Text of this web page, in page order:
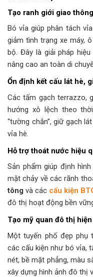
Tạo ranh giới giao
Bó vỉa giúp phân tách
giảm tình trạng xe máy,
bộ. Đây là giải pháp
nâng cao an toàn di
Ổn định kết cấu lát hè,
Các tấm gạch terrazzo,
hướng xô lệch theo
“tường chắn”, giữ gạch
vỉa hè.
Hỗ trợ thoát nước hiệu
Sản phẩm giúp định
mặt chảy về các rãnh
tông và các cấu kiện
đô thị hoạt động bền
Tạo mỹ quan đô thị
Một tuyến phố đẹp phụ
các cấu kiện như bó vỉa,
nét, bề mặt phẳng, màu
xây dựng hình ảnh đô thị